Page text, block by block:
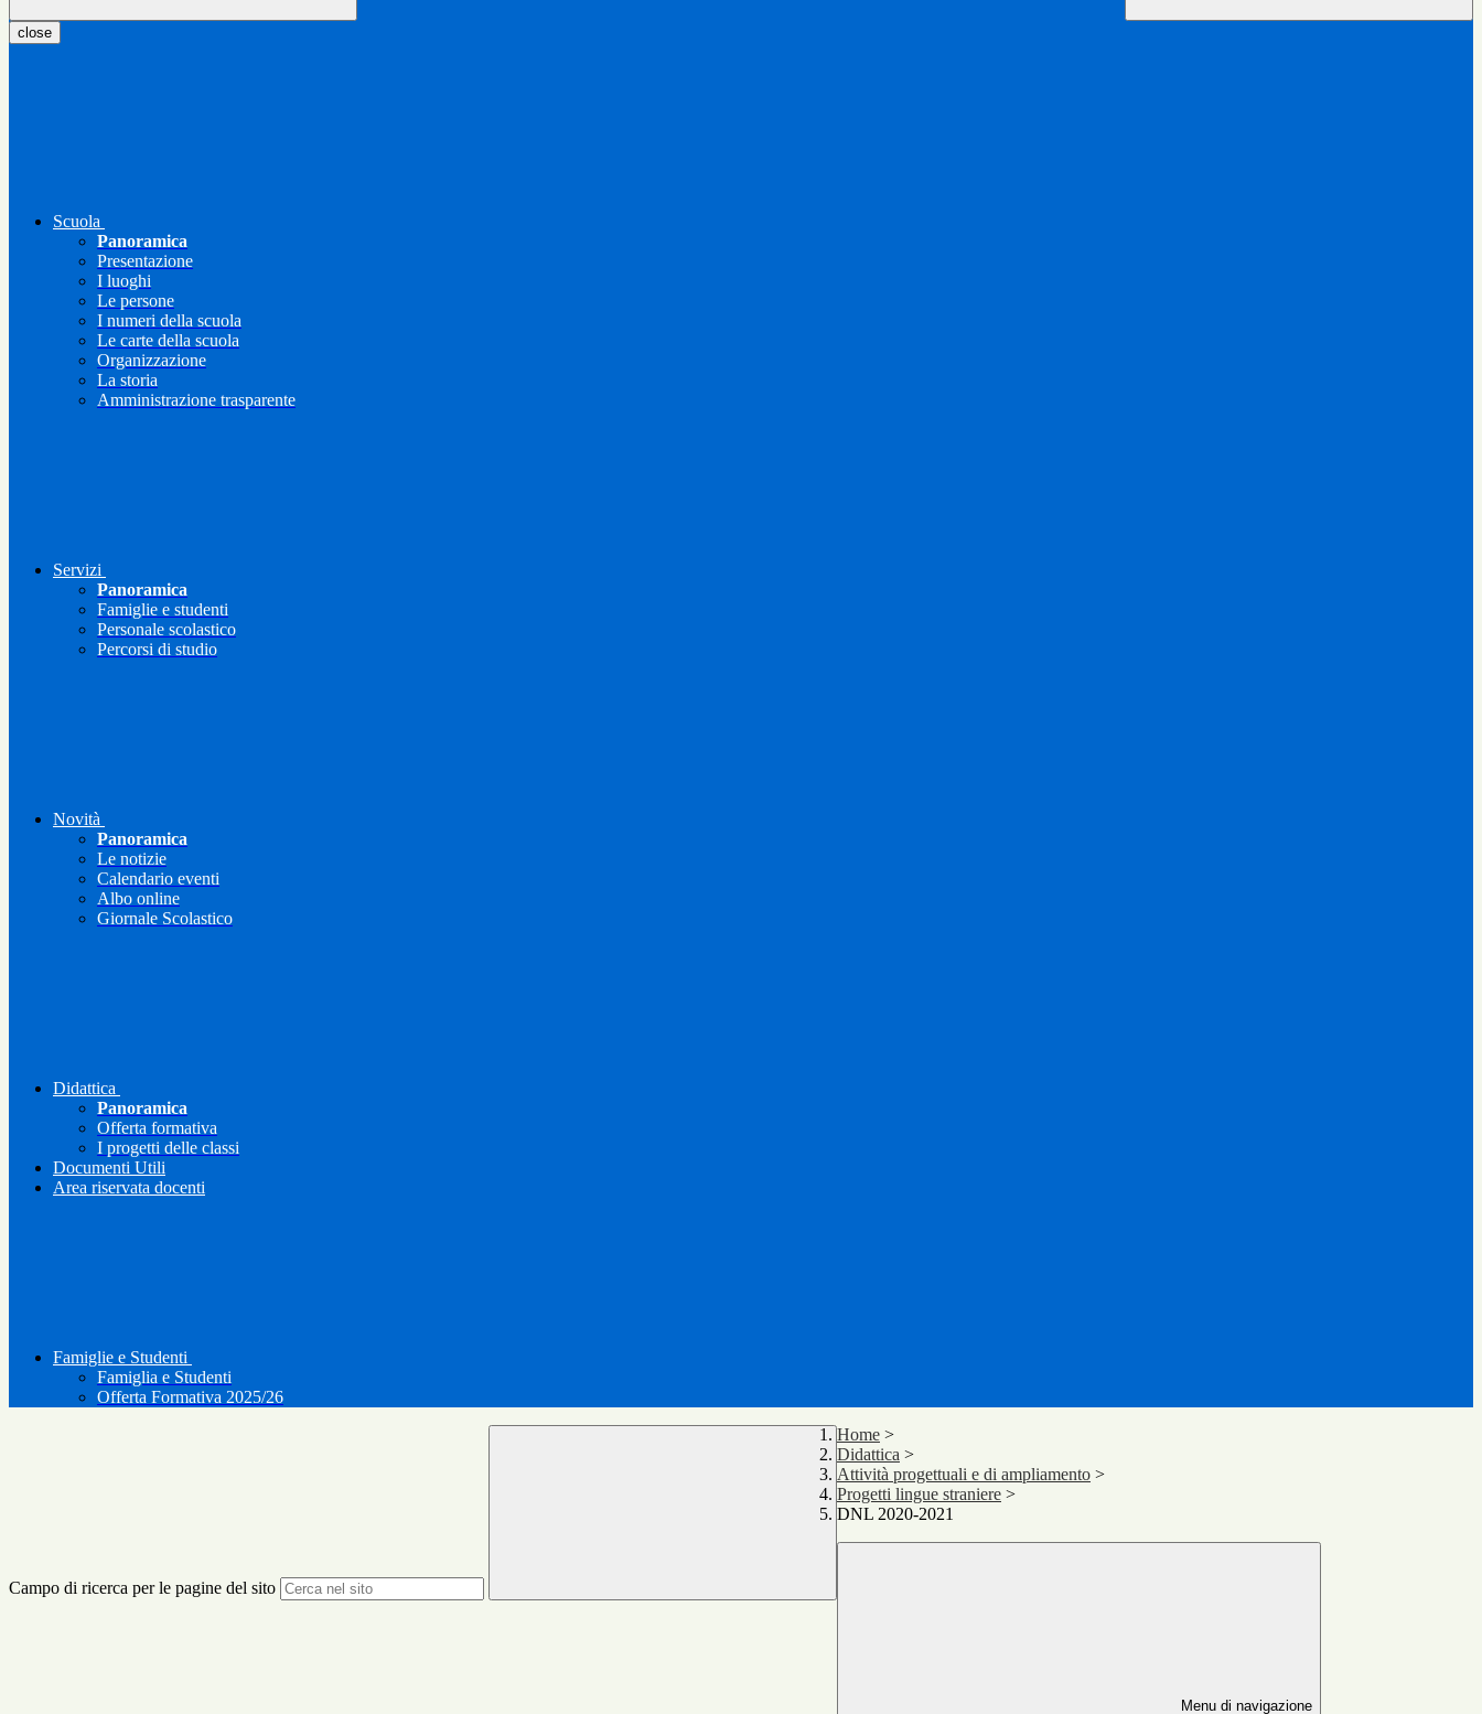
close
Scuola
Panoramica
Presentazione
I luoghi
Le persone
I numeri della scuola
Le carte della scuola
Organizzazione
La storia
Amministrazione trasparente
Servizi
Panoramica
Famiglie e studenti
Personale scolastico
Percorsi di studio
Novità
Panoramica
Le notizie
Calendario eventi
Albo online
Giornale Scolastico
Didattica
Panoramica
Offerta formativa
I progetti delle classi
Documenti Utili
Area riservata docenti
Famiglie e Studenti
Famiglia e Studenti
Offerta Formativa 2025/26
Campo di ricerca per le pagine del sito
Home >
Didattica >
Attività progettuali e di ampliamento >
Progetti lingue straniere >
DNL 2020-2021
Menu di navigazione